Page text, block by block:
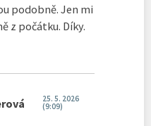
podobně. Jen mi
z počátku. Díky.
25. 5. 2026
(9:09)